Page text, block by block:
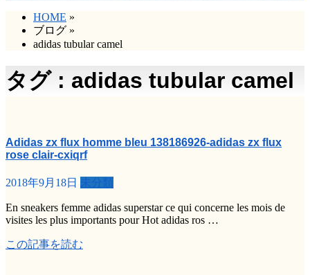
HOME »
ブログ »
adidas tubular camel
タグ : adidas tubular camel
Adidas zx flux homme bleu 138186926-adidas zx flux
rose clair-cxiqrf
2018年9月18日 未分類
En sneakers femme adidas superstar ce qui concerne les mois de
visites les plus importants pour Hot adidas ros …
この記事を読む